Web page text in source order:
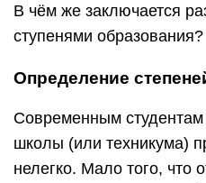
В чём же заключается
ступенями образования?
Определение
Современным студентам
школы (или техникума)
нелегко. Мало того, что